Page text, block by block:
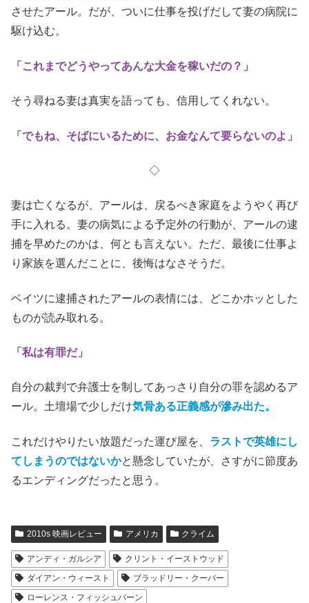
させたアール。だが、ついに仕事を投げだして妻の病院に
駆け込む。
「これまでどうやってあんな大金を稼いだの？」
そう尋ねる妻は真実を語っても、信用してくれない。
「でもね、そばにいるために、お金なんて要らないのよ」
◇
妻は亡くなるが、アールは、戻るべき家庭をようやく再び
手に入れる。妻の病気による予定外の行動が、アールの逮
捕を早めたのかは、何とも言えない。ただ、最後に仕事よ
り家族を選んだことに、後悔はなさそうだ。
ベイツに逮捕されたアールの表情には、どこかホッとした
ものが読み取れる。
「私は有罪だ」
自分の裁判で弁護士を制してあっさり自分の罪を認めるア
ール。土壇場で少しだけ気骨ある正義感が滲み出た。
これだけやりたい放題だった運び屋を、 ラストで英雄にし
てしまうのではないかと懸念していたが、さすがに節度あ
るエンディングだったと思う。
2010s 映画レビュー アメリカ クライム
アンディ・ガルシア
クリント・イーストウッド
ダイアン・ウィースト
ブラッドリー・クーパー
ローレンス・フィッシュバーン